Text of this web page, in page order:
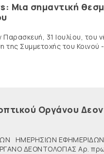
Μια σημαντική
31 Ιουλίου, του
Συμμετοχής του Κοινού -
Οργάνου
ΗΜΕΡΗΣΙΩΝ
ΔΕΟΝΤΟΛΟΓΙΑΣ Αρ.